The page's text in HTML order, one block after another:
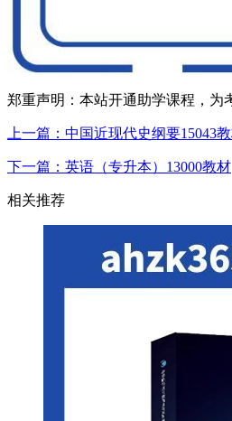
郑重声明：本站开通助学课程，为
上一篇：中国近现代史纲要15043
下一篇：英语（专升本）13000教材
相关推荐